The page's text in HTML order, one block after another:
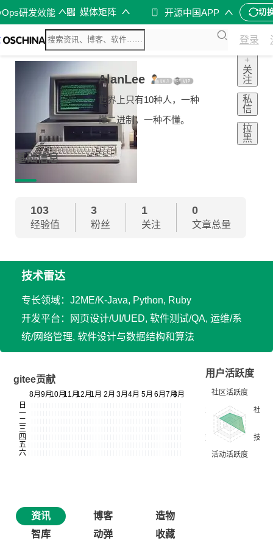
研发效能 媒体矩阵 开源中国APP 切
登录
AlanLee
世界上只有10种人，一种
懂二进制，一种不懂。
+
关
注
私
信
拉
黑
基础信息
103
经验值
3
粉丝
1
关注
0
文章总量
技术雷达
专长领域：J2ME/K-Java, Python, Ruby
开发平台：网页设计/UI/UED, 软件测试/QA, 运维/系
统/网络管理, 软件设计与数据结构和算法
gitee贡献
用户活跃度
资讯 博客
造物
智库
动弹 收藏